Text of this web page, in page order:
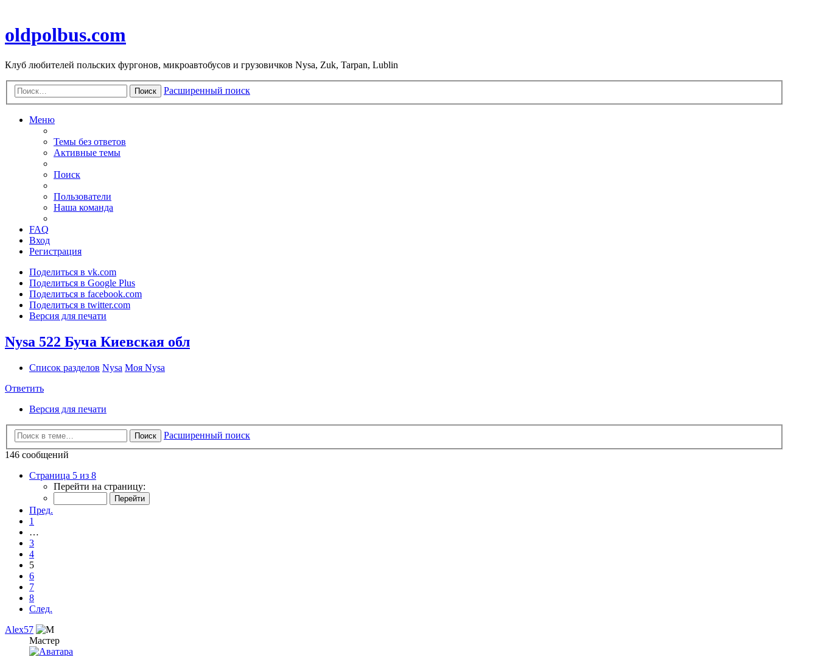
oldpolbus.com
Клуб любителей польских фургонов, микроавтобусов и грузовичков Nysa, Zuk, Tarpan, Lublin
Поиск Расширенный поиск
Меню
Темы без ответов
Активные темы
Поиск
Пользователи
Наша команда
FAQ
Вход
Регистрация
Поделиться в vk.com
Поделиться в Google Plus
Поделиться в facebook.com
Поделиться в twitter.com
Версия для печати
Nysa 522 Буча Киевская обл
Список разделов Nysa Моя Nysa
Ответить
Версия для печати
Поиск
Расширенный поиск
146 сообщений
Страница 5 из 8
Перейти на страницу:
Пред.
1
…
3
4
5
6
7
8
След.
Alex57
Мастер